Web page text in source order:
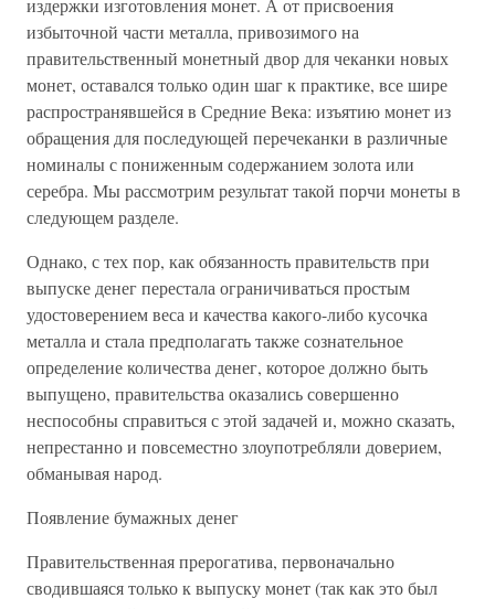
издержки изготовления монет. А от присвоения
избыточной части металла, привозимого на
правительственный монетный двор для чеканки новых
монет, оставался только один шаг к практике, все шире
распространявшейся в Средние Века: изъятию монет из
обращения для последующей перечеканки в различные
номиналы с пониженным содержанием золота или
серебра. Мы рассмотрим результат такой порчи монеты в
следующем разделе.
Однако, с тех пор, как обязанность правительств при
выпуске денег перестала ограничиваться простым
удостоверением веса и качества какого-либо кусочка
металла и стала предполагать также сознательное
определение количества денег, которое должно быть
выпущено, правительства оказались совершенно
неспособны справиться с этой задачей и, можно сказать,
непрестанно и повсеместно злоупотребляли доверием,
обманывая народ.
Появление бумажных денег
Правительственная прерогатива, первоначально
сводившаяся только к выпуску монет (так как это был